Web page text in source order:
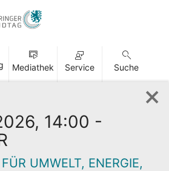
14:00 -
UMWELT, ENERGIE,
Mediathek Service Suche